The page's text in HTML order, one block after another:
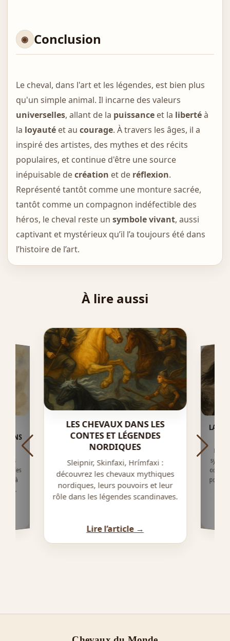
Conclusion
Le cheval, dans l'art et les légendes, est bien plus
qu'un simple animal. Il incarne des valeurs
universelles, allant de la puissanceet la libertéà
la loyautéet au courage. À travers les âges, il a
inspiré des artistes, des mythes et des récits
populaires, et continue d'être une source
inépuisable decréation et de réflexion.
Représenté tantôt comme une monture sacrée,
tantôt comme un compagnon indéfectible des
héros, le cheval reste un symbole vivant, aussi
captivant et mystérieux qu’il l’a toujours été dans
l’histoire de l’art.
À lire aussi
des
à
LES CHEVAUX DANS LES
CONTES ET LÉGENDES
NORDIQUES
Sleipnir, Skinfaxi, Hrímfaxi :
découvrez les chevaux mythiques
nordiques, leurs pouvoirs et leur
rôle dans les légendes scandinaves.
Lire l’article →
LA